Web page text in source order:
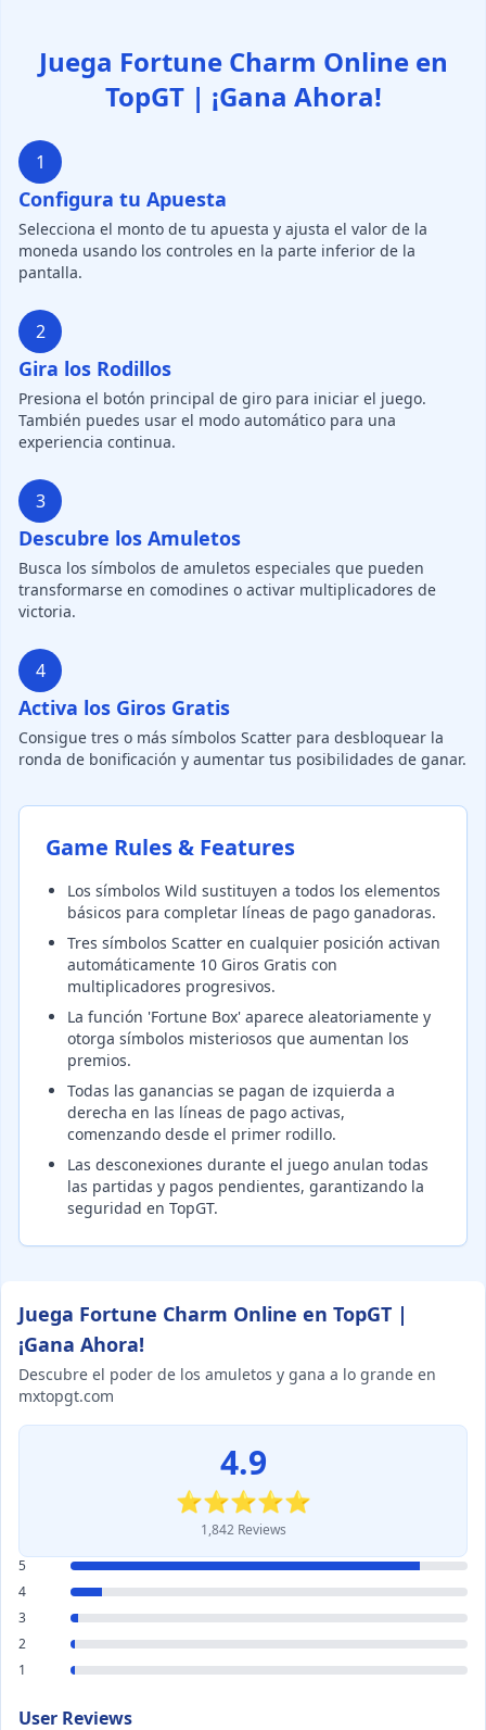
Juega Fortune Charm Online en
TopGT | ¡Gana Ahora!
1
Configura tu Apuesta
Selecciona el monto de tu apuesta y ajusta el valor de la
moneda usando los controles en la parte inferior de la
pantalla.
2
Gira los Rodillos
Presiona el botón principal de giro para iniciar el juego.
También puedes usar el modo automático para una
experiencia continua.
3
Descubre los Amuletos
Busca los símbolos de amuletos especiales que pueden
transformarse en comodines o activar multiplicadores de
victoria.
4
Activa los Giros Gratis
Consigue tres o más símbolos Scatter para desbloquear la
ronda de bonificación y aumentar tus posibilidades de ganar.
Game Rules & Features
Los símbolos Wild sustituyen a todos los elementos
básicos para completar líneas de pago ganadoras.
Tres símbolos Scatter en cualquier posición activan
automáticamente 10 Giros Gratis con
multiplicadores progresivos.
La función 'Fortune Box' aparece aleatoriamente y
otorga símbolos misteriosos que aumentan los
premios.
Todas las ganancias se pagan de izquierda a
derecha en las líneas de pago activas,
comenzando desde el primer rodillo.
Las desconexiones durante el juego anulan todas
las partidas y pagos pendientes, garantizando la
seguridad en TopGT.
Juega Fortune Charm Online en TopGT |
¡Gana Ahora!
Descubre el poder de los amuletos y gana a lo grande en
mxtopgt.com
4.9
⭐⭐⭐⭐⭐
1,842 Reviews
5
4
3
2
1
User Reviews